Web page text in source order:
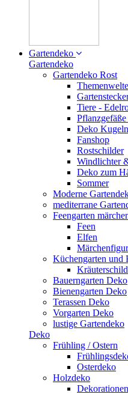
Gartendeko
Gartendeko
Gartendeko Rost
Tiere -
Deko Kugeln
Fanshop
Rostschilder
Windlichter
Deko zum
Sommer
Moderne
mediterrane
Feengarten
Feen
Elfen
Küchengarten und
Bauerngarten Deko
Bienengarten Deko
Terassen Deko
Vorgarten Deko
lustige Gartendeko
Deko
Frühling / Ostern
Osterdeko
Holzdeko